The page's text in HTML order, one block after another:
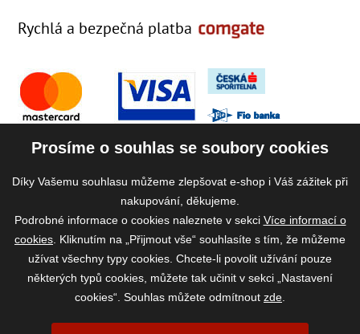
Rychlá a bezpečná platba
2026 ©www.vase-krmivo.cz- Tomáš Kroupa e-shop, Kanice 307, 664 01
Prosíme o souhlas se soubory cookies
Díky Vašemu souhlasu můžeme zlepšovat e-shop i Váš zážitek při
nakupování, děkujeme.
Podrobné informace o cookies naleznete v sekci Více informací o
cookies . Kliknutím na „Přijmout vše“ souhlasíte s tím, že můžeme
užívat všechny typy cookies. Chcete-li povolit užívání pouze
některých typů cookies, můžete tak učinit v sekci „Nastavení
cookies“. Souhlas můžete odmítnout zde